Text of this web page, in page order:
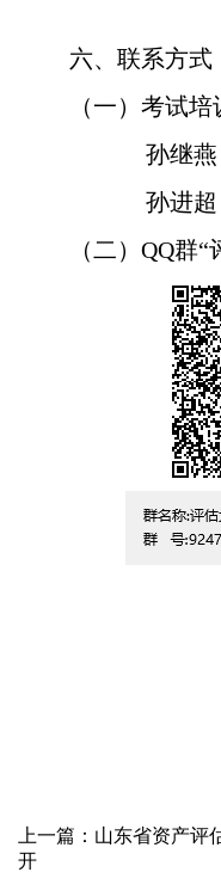
六、联系方式
（一）考试
孙继燕
孙进超
（二）QQ群
上一篇： 山东省资产评
开